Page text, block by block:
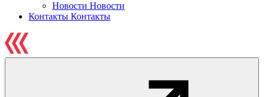
Новости Новости
Контакты Контакты